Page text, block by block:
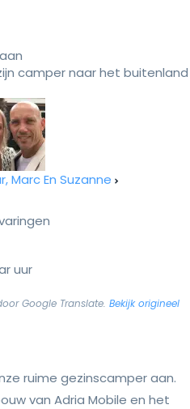
camper naar het buitenland
Marc En Suzanne
uur
Google Translate. Bekijk origineel
ruime gezinscamper aan.
van Adria Mobile en het